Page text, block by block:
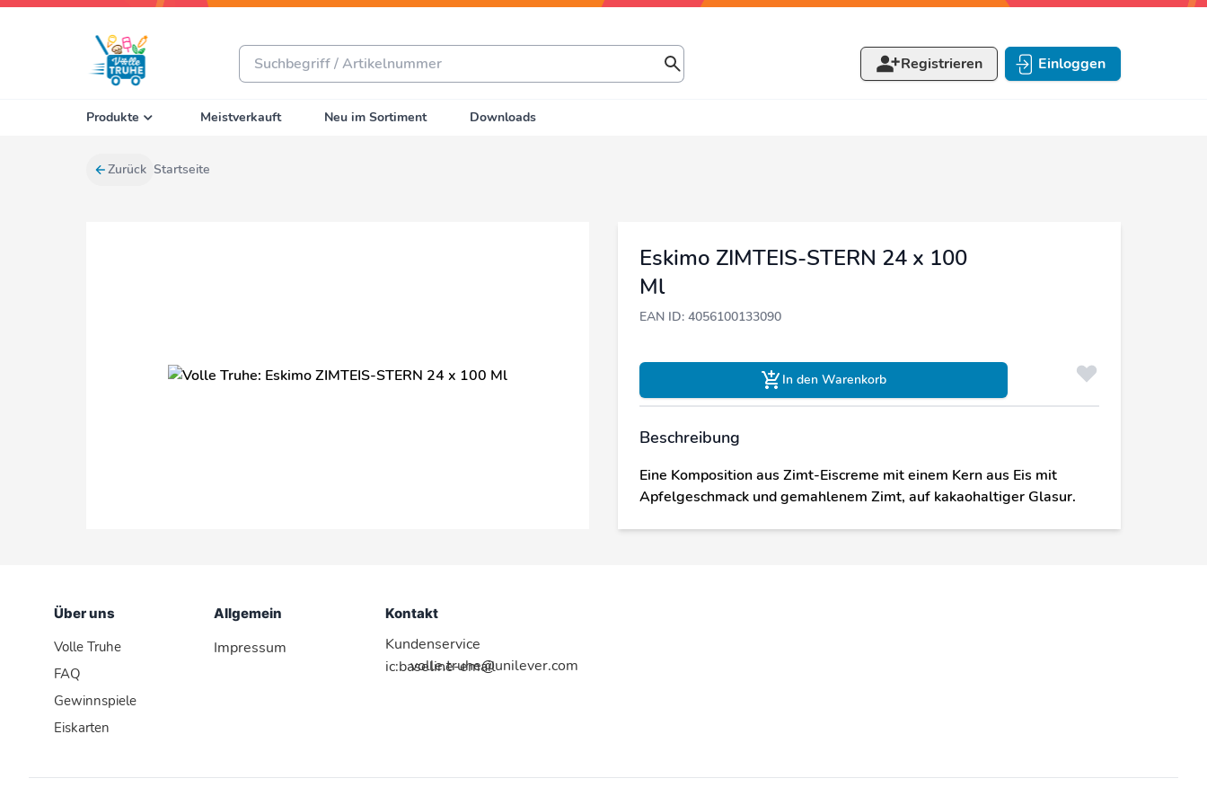
Registrieren Einloggen
Produkte Meistverkauft Neu im Sortiment Downloads
Zurück Startseite
Eskimo ZIMTEIS-STERN 24 x 100
Ml
EAN ID: 4056100133090
In den Warenkorb
Beschreibung
Eine Komposition aus Zimt-Eiscreme mit einem Kern aus Eis mit
Apfelgeschmack und gemahlenem Zimt, auf kakaohaltiger Glasur.
Über uns
Volle Truhe
FAQ
Gewinnspiele
Eiskarten
Allgemein
Impressum
Kontakt
Kundenservice
ic:baseline-email
volle.truhe@unilever.com